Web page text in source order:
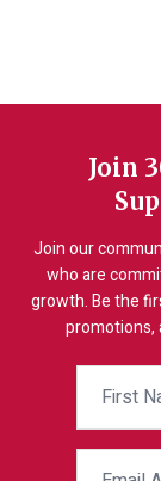
Join
Join our
who are
growth. Be the
promotions,